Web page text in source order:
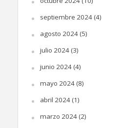
septiembre 2024(4)
agosto 2024(5)
julio 2024(3)
junio 2024(4)
mayo 2024(8)
abril 2024(1)
marzo 2024(2)